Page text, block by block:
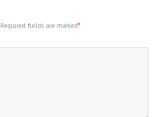
Required fields are marked*